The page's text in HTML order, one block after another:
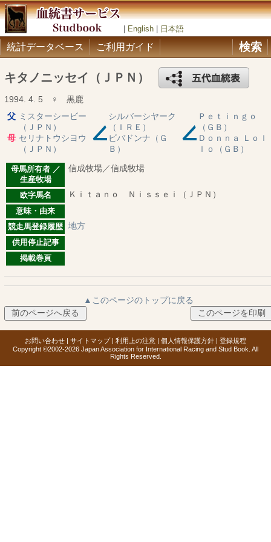
English 日本語
統計データベース ご利用ガイド 検索
キタノニッセイ（ＪＰＮ）
1994. 4. 5 ♀ 黒鹿
父 ミスターシービー
（ＪＰＮ）
シルバーシヤーク
（ＩＲＥ）
Ｐｅｔｉｎｇｏ
（ＧＢ）
母 セリナトウシヨウ
（ＪＰＮ）
ビバドンナ（Ｇ
Ｂ）
Ｄｏｎｎａ Ｌｏｌ
ｌｏ（ＧＢ）
母馬所有者 ／
生産牧場
信成牧場／信成牧場
欧字馬名 Ｋｉｔａｎｏ Ｎｉｓｓｅｉ（ＪＰＮ）
意味・由来
競走馬登録履歴
地方
供用停止記事
掲載巻頁
▲このページのトップに戻る
お問い合わせ | サイトマップ| 利用上の注意 | 個人情報保護方針 | 登録規程
Copyright ©2002-2026 Japan Association for International Racing and Stud Book. All
Rights Reserved.